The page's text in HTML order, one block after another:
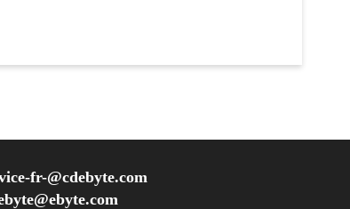
fr-@cdebyte.com
@ebyte.com